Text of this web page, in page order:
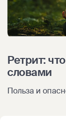
Ретрит:
словами
Польза и